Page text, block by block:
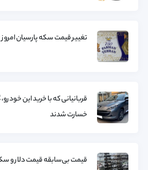
تغییر قیمت سکه پارسیان امروز ۲۴ اردیبهشت ۱۴۰۲
خسارت شدند